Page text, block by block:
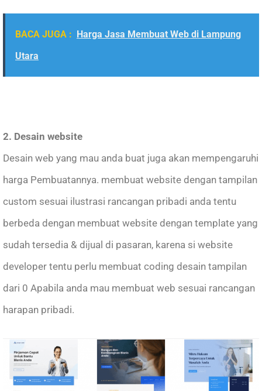
BACA JUGA :
Harga Jasa Membuat Web di Lampung
Utara
2. Desain website
Desain web yang mau anda buat juga akan mempengaruhi
harga Pembuatannya. membuat website dengan tampilan
custom sesuai ilustrasi rancangan pribadi anda tentu
berbeda dengan membuat website dengan template yang
sudah tersedia & dijual di pasaran, karena si website
developer tentu perlu membuat coding desain tampilan
dari 0 Apabila anda mau membuat web sesuai rancangan
harapan pribadi.